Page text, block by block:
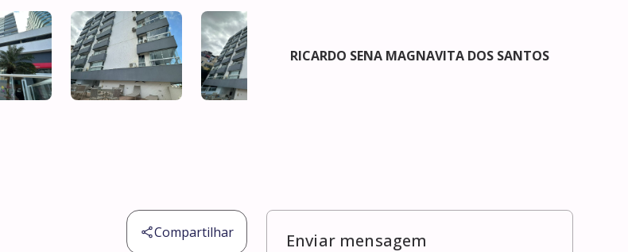
RICARDO SENA MAGNAVITA DOS SANTOS
Compartilhar Enviar mensagem